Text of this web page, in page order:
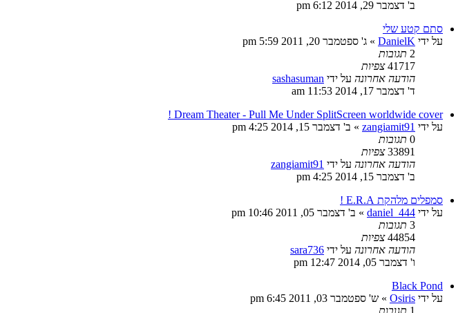
ב' דצמבר 29, 2014 6:12 pm
סתם קטע שלי
על ידי DanielK
» ג' ספטמבר 20, 2011 5:59 pm
2 תגובות
41717 צפיות
הודעה אחרונה על ידי sashasuman
ד' דצמבר 17, 2014 11:53 am
Dream Theater - Pull Me Under SplitScreen worldwide cover !
על ידי zangiamit91
» ב' דצמבר 15, 2014 4:25 pm
0 תגובות
33891 צפיות
הודעה אחרונה על ידי zangiamit91
ב' דצמבר 15, 2014 4:25 pm
סמפלים מלהקת E.R.A !
על ידי daniel_444
» ב' דצמבר 05, 2011 10:46 pm
3 תגובות
44854 צפיות
הודעה אחרונה על ידי sara736
ו' דצמבר 05, 2014 12:47 pm
Black Pond
על ידי Osiris
» ש' ספטמבר 03, 2011 6:45 pm
1 תגובות